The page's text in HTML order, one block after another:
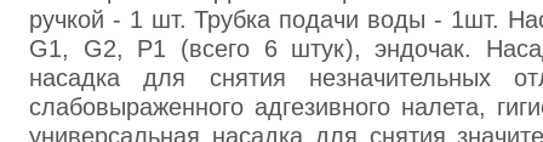
ручкой - 1 шт. Трубка подачи воды - 1шт.
G1, G2, P1 (всего 6 штук), эндочак.
насадка для снятия незначительных
слабовыраженного адгезивного налета,
универсальная насадка для снятия